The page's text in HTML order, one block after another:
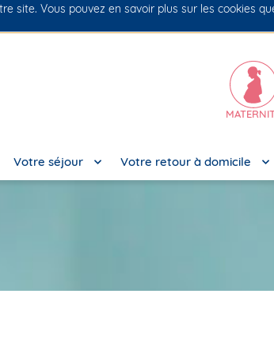
Votre séjour Votre retour à domicile
site. Vous pouvez en savoir plus sur les cookies